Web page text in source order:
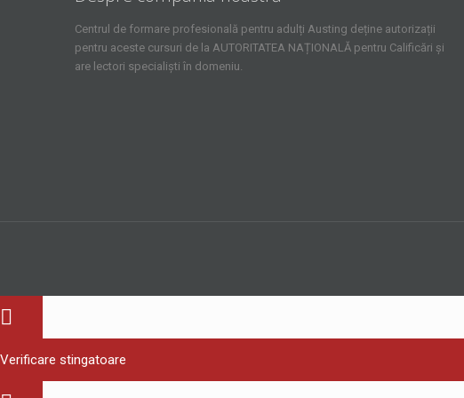
Centrul de formare profesională pentru adulți Austing deține autorizații
pentru aceste cursuri de la AUTORITATEA NAȚIONALĂ pentru Calificări și
are lectori specialiști în domeniu.
Verificare stingatoare